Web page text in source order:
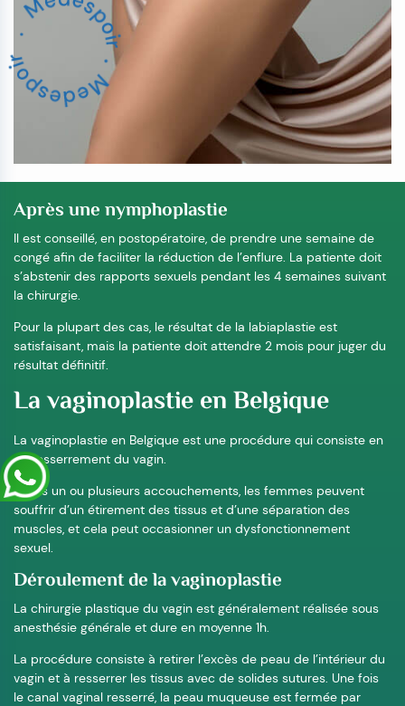
Après une nymphoplastie
Il est conseillé, en postopératoire, de prendre une semaine de
congé afin de faciliter la réduction de l’enflure. La patiente doit
s’abstenir des rapports sexuels pendant les 4 semaines suivant
la chirurgie.
Pour la plupart des cas, le résultat de la labiaplastie est
satisfaisant, mais la patiente doit attendre 2 mois pour juger du
résultat définitif.
La vaginoplastie en Belgique
La vaginoplastie en Belgique est une procédure qui consiste en
un resserrement du vagin.
Après un ou plusieurs accouchements, les femmes peuvent
souffrir d’un étirement des tissus et d’une séparation des
muscles, et cela peut occasionner un dysfonctionnement
sexuel.
Déroulement de la vaginoplastie
La chirurgie plastique du vagin est généralement réalisée sous
anesthésie générale et dure en moyenne 1h.
La procédure consiste à retirer l’excès de peau de l’intérieur du
vagin et à resserrer les tissus avec de solides sutures. Une fois
le canal vaginal resserré, la peau muqueuse est fermée par